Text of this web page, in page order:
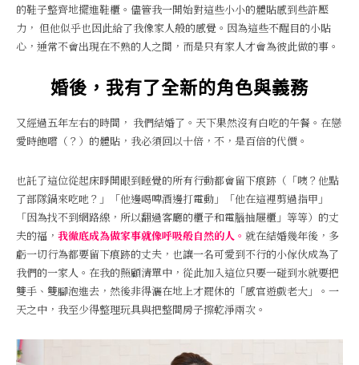
的鞋子整齊地擺進鞋櫃。儘管我一開始對這些小小的體貼感到些許壓
力， 但他似乎也因此給了我像家人般的感覺。因為這些不醒目的小貼
心，通常不會出現在不熟的人之間，而是只有家人才會為彼此做的事。
婚後，我有了全新的角色與義務
又經過五年左右的時間， 我們結婚了。天下果然沒有白吃的午餐。在戀
愛時飽嚐（？）的體貼，我必須回以十倍，不，是百倍的代價。
也託了這位從起床睜開眼到睡覺的所有行動都會留下痕跡（「咦？他點
了部隊鍋來吃吔？」「他邊喝啤酒邊打電動」「他在這裡剪過指甲」
「因為找不到網路線，所以翻過客廳的櫃子和電腦抽屜櫃」等等）的丈
夫的福， 我徹底成為做家事就像呼吸般自然的人。 就在結婚幾年後，多
虧一切行為都要留下痕跡的丈夫，也讓一名可愛到不行的小傢伙成為了
我們的一家人。在我的照顧清單中，從此加入這位只要一碰到水就要把
雙手、雙腳泡進去，然後非得灑在地上才罷休的「感官遊戲老大」。一
天之中，我至少得整理玩具與把整間房子擦乾淨兩次。